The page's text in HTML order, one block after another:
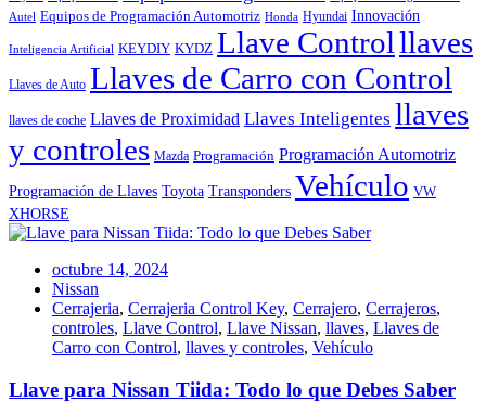
Autel Equipos de Programación Automotriz Honda Hyundai Innovación
Inteligencia Artificial KEYDIY KYDZ Llave Controlllaves
Llaves de Auto Llaves de Carro con Control
llaves de coche Llaves de Proximidad Llaves Inteligentes llaves
y controles Mazda Programación Programación Automotriz
Programación de Llaves Toyota Transponders Vehículo VW
XHORSE
octubre 14, 2024
Nissan
Cerrajeria, Cerrajeria Control Key, Cerrajero, Cerrajeros,
controles, Llave Control, Llave Nissan, llaves, Llaves de
Carro con Control, llaves y controles, Vehículo
Llave para Nissan Tiida: Todo lo que Debes Saber